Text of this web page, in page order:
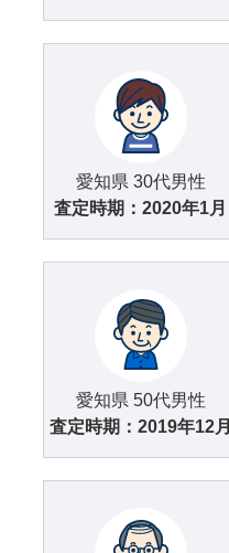
愛知県 30代男性
査定時期： 2020年1月
愛知県 50代男性
査定時期： 2019年12月